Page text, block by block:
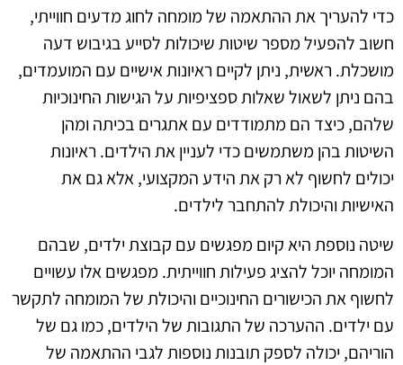
כדי להעריך את ההתאמה של מומחה לחוג מדעים חווייתי,
חשוב להפעיל מספר שיטות שיכולות לסייע בגיבוש דעה
מושכלת. ראשית, ניתן לקיים ראיונות אישיים עם המועמדים,
בהם ניתן לשאול שאלות ספציפיות על הגישות החינוכיות
שלהם, כיצד הם מתמודדים עם אתגרים בכיתה ומהן
השיטות בהן משתמשים כדי לעניין את הילדים. ראיונות
יכולים לחשוף לא רק את הידע המקצועי, אלא גם את
האישיות והיכולת להתחבר לילדים.
שיטה נוספת היא קיום מפגשים עם קבוצת ילדים, שבהם
המומחה יוכל להציג פעילות חווייתית. מפגשים אלו עשויים
לחשוף את הכישורים החינוכיים והיכולת של המומחה לתקשר
עם ילדים. ההערכה של התגובות של הילדים, כמו גם של
הוריהם, יכולה לספק תובנות נוספות לגבי ההתאמה של